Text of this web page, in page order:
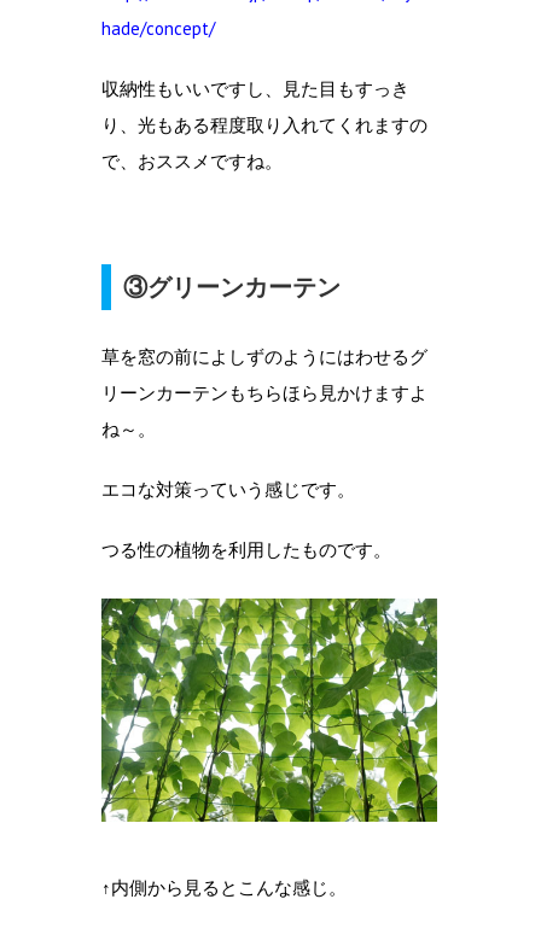
hade/concept/
収納性もいいですし、見た目もすっき
り、光もある程度取り入れてくれますの
で、おススメですね。
③グリーンカーテン
草を窓の前によしずのようにはわせるグ
リーンカーテンもちらほら見かけますよ
ね～。
エコな対策っていう感じです。
つる性の植物を利用したものです。
↑内側から見るとこんな感じ。